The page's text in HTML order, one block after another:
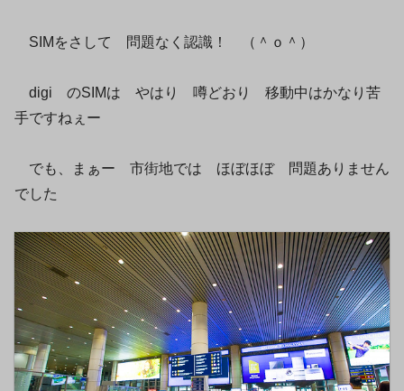
SIMをさして 問題なく認識！ （＾ｏ＾）
digi のSIMは やはり 噂どおり 移動中はかなり苦
手ですねぇー
でも、まぁー 市街地では ほぼほぼ 問題ありません
でした